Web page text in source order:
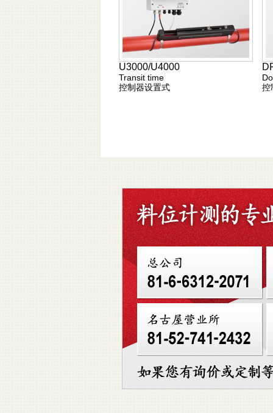
U3000/U4000
Transit time
控制器设置式
控